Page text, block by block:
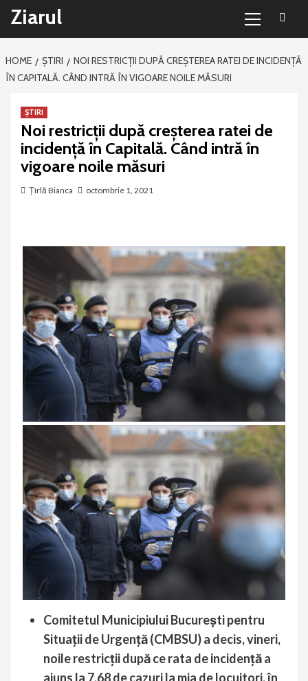
Sari
conținut
Ziarul
Menu
HOME ȘTIRI
NOI RESTRICȚII DUPĂ CREȘTEREA RATEI DE INCIDENȚĂ
ÎN CAPITALĂ. CÂND INTRĂ ÎN VIGOARE NOILE MĂSURI
ȘTIRI
Noi restricții după creșterea ratei de
incidență în Capitală. Când intră în
vigoare noile măsuri
Țîrlă Bianca octombrie 1, 2021
Comitetul Municipiului Bucureşti pentru
Situaţii de Urgenţă (CMBSU) a decis, vineri,
noile restricții după ce rata de incidență a
ajuns la 7,68 de cazuri la mia de locuitori, în